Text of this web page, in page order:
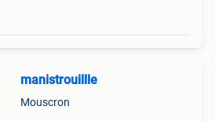
manistrouillle
Mouscron